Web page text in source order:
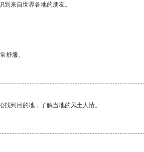
来自世界各地的朋友。
舒服。
到目的地，了解当地的风土人情。